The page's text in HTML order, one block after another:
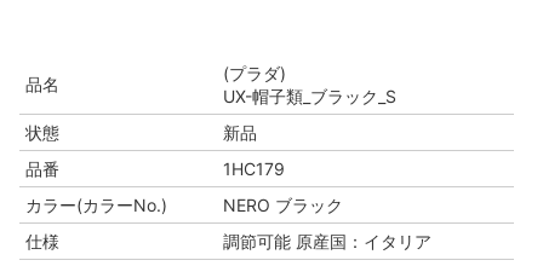
品名
(プラダ)
UX-帽子類_ブラック_S
状態
新品
品番
1HC179
カラー(カラーNo.)
NERO ブラック
仕様
調節可能 原産国：イタリア